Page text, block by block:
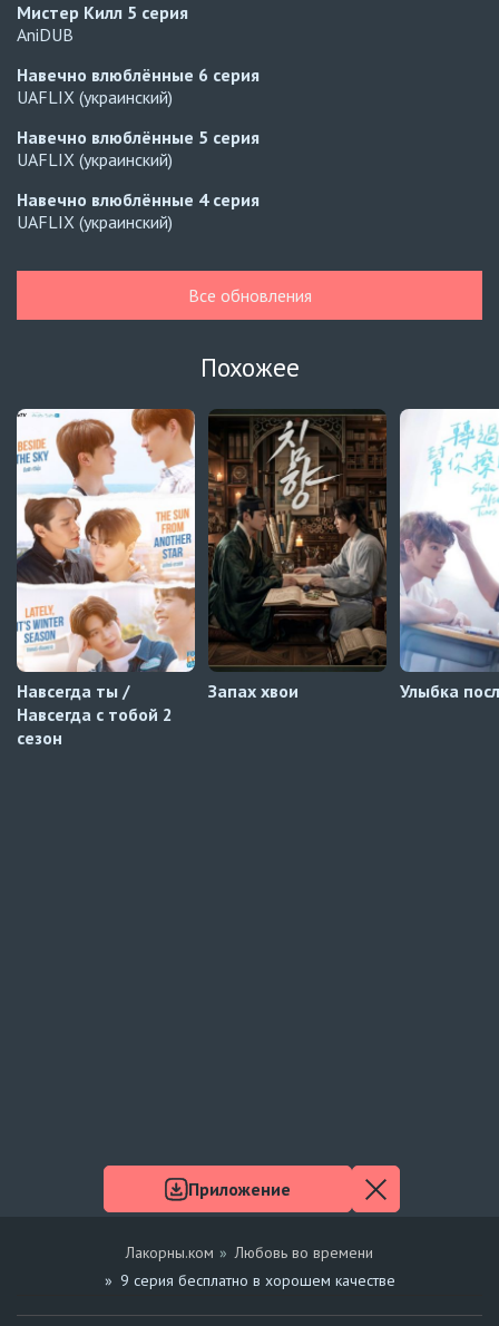
Мистер Килл 5 серия
AniDUB
Навечно влюблённые 6 серия
UAFLIX (украинский)
Навечно влюблённые 5 серия
UAFLIX (украинский)
Навечно влюблённые 4 серия
UAFLIX (украинский)
Навечно влюблённые2 серия
UAFLIX (украинский)
Навечно влюблённые
7 серия
Русские субтитры
Навечно влюблённые
7 серия
Автосабы (украинский)
Все обновления
Похожее
Навсегда ты /
Навсегда с тобой 2
сезон
Запах хвои Улыбка
Лакорны.ком
Любовь во времени
9 серия бесплатно в хорошем качестве
Приложение